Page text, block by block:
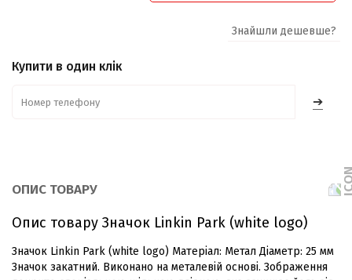
Знайшли дешевше?
Купити в один клік
➔
ОПИС ТОВАРУ
Опис товару Значок Linkin Park (white logo)
Значок Linkin Park (white logo) Матеріал: Метал Діаметр: 25 мм
Значок закатний. Виконано на металевій основі. Зображення